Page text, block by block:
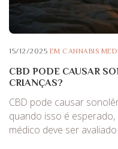
15/12/2025 EM CANNABIS
CBD PODE CAUSAR
CRIANÇAS?
CBD pode causar
quando isso é
médico deve ser